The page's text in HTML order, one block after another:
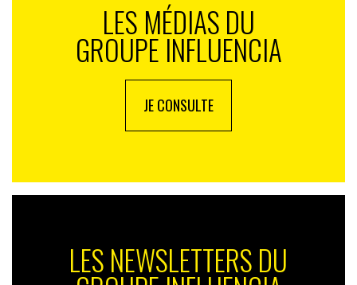
LES MÉDIAS DU
GROUPE INFLUENCIA
JE CONSULTE
LES NEWSLETTERS DU